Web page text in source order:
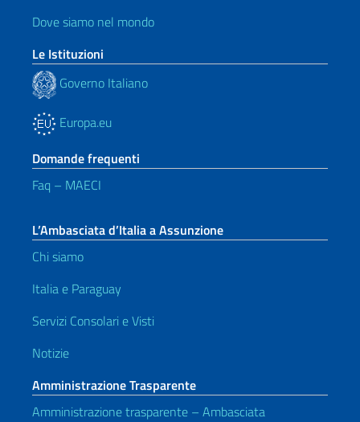
Dove siamo nel mondo
Le Istituzioni
Governo Italiano
Europa.eu
Domande frequenti
Faq – MAECI
L’Ambasciata d’Italia a Assunzione
Chi siamo
Italia e Paraguay
Servizi Consolari e Visti
Notizie
Amministrazione Trasparente
Amministrazione trasparente – Ambasciata